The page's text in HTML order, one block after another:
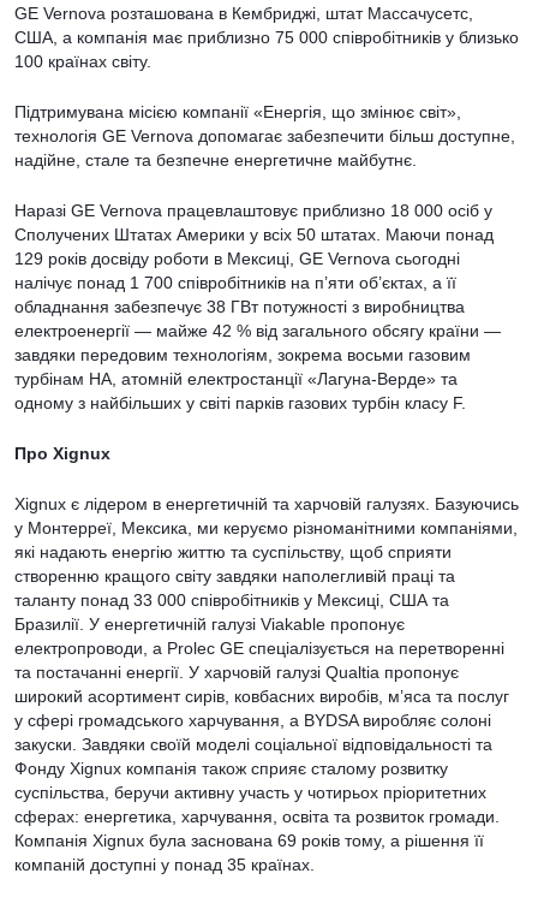
GE Vernova розташована в Кембриджі, штат Массачусетс,
США, а компанія має приблизно 75 000 співробітників у близько
100 країнах світу.
Підтримувана місією компанії «Енергія, що змінює світ»,
технологія GE Vernova допомагає забезпечити більш доступне,
надійне, стале та безпечне енергетичне майбутнє.
Наразі GE Vernova працевлаштовує приблизно 18 000 осіб у
Сполучених Штатах Америки у всіх 50 штатах. Маючи понад
129 років досвіду роботи в Мексиці, GE Vernova сьогодні
налічує понад 1 700 співробітників на п’яти об’єктах, а її
обладнання забезпечує 38 ГВт потужності з виробництва
електроенергії — майже 42 % від загального обсягу країни —
завдяки передовим технологіям, зокрема восьми газовим
турбінам HA, атомній електростанції «Лагуна-Верде» та
одному з найбільших у світі парків газових турбін класу F.
Про Xignux
Xignux є лідером в енергетичній та харчовій галузях. Базуючись
у Монтерреї, Мексика, ми керуємо різноманітними компаніями,
які надають енергію життю та суспільству, щоб сприяти
створенню кращого світу завдяки наполегливій праці та
таланту понад 33 000 співробітників у Мексиці, США та
Бразилії. У енергетичній галузі Viakable пропонує
електропроводи, а Prolec GE спеціалізується на перетворенні
та постачанні енергії. У харчовій галузі Qualtia пропонує
широкий асортимент сирів, ковбасних виробів, м’яса та послуг
у сфері громадського харчування, а BYDSA виробляє солоні
закуски. Завдяки своїй моделі соціальної відповідальності та
Фонду Xignux компанія також сприяє сталому розвитку
суспільства, беручи активну участь у чотирьох пріоритетних
сферах: енергетика, харчування, освіта та розвиток громади.
Компанія Xignux була заснована 69 років тому, а рішення її
компаній доступні у понад 35 країнах.